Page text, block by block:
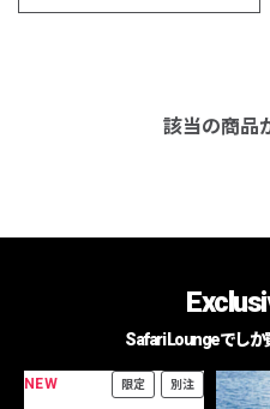
該当の商品
Safari Loungeでしか
NEW 限定 別注